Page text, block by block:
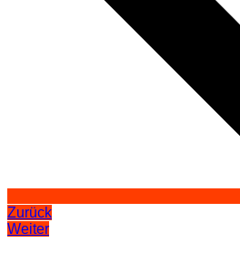
Zurück
Weiter